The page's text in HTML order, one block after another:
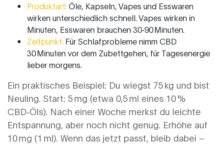
Produktart:Öle, Kapseln, Vapes und Esswaren
wirken unterschiedlich schnell. Vapes wirken in
Minuten, Esswaren brauchen 30‑90 Minuten.
Zeitpunkt: Für Schlafprobleme nimm CBD
30 Minuten vor dem Zubettgehen, für Tagesenergie
lieber morgens.
Ein praktisches Beispiel: Du wiegst 75 kg und bist
Neuling. Start: 5 mg (etwa 0,5 ml eines 10 %
CBD‑Öls). Nach einer Woche merkst du leichte
Entspannung, aber noch nicht genug. Erhöhe auf
10 mg (1 ml). Wenn das jetzt passt, bleib dabei –